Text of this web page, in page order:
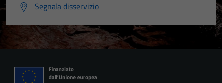
Segnala disservizio